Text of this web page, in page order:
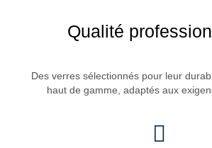
Qualité
Des verres sélectionnés pour leur
haut de gamme, adaptés aux